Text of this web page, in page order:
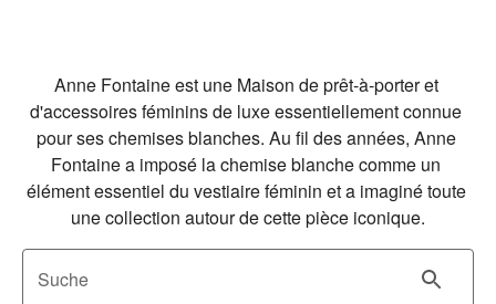
Anne Fontaine est une Maison de prêt-à-porter et
d'accessoires féminins de luxe essentiellement connue
pour ses chemises blanches. Au fil des années, Anne
Fontaine a imposé la chemise blanche comme un
élément essentiel du vestiaire féminin et a imaginé toute
une collection autour de cette pièce iconique.
Suche